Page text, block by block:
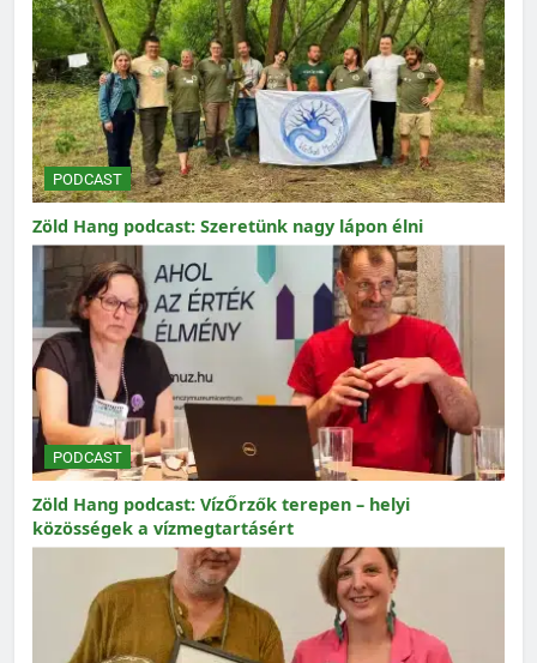
PODCAST
Zöld Hang podcast: Szeretünk nagy lápon élni
PODCAST
Zöld Hang podcast: VízŐrzők terepen – helyi
közösségek a vízmegtartásért